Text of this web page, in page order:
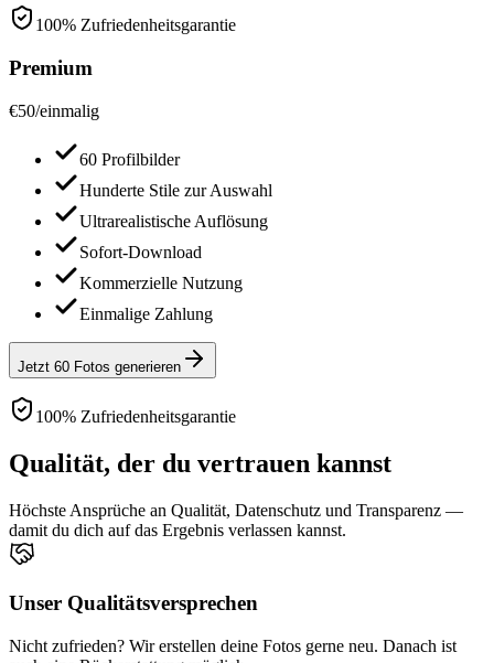
100% Zufriedenheitsgarantie
Premium
€50/einmalig
60 Profilbilder
Hunderte Stile zur Auswahl
Ultrarealistische Auflösung
Sofort-Download
Kommerzielle Nutzung
Einmalige Zahlung
Jetzt 60 Fotos generieren
100% Zufriedenheitsgarantie
Qualität, der du vertrauen kannst
Höchste Ansprüche an Qualität, Datenschutz und Transparenz —
damit du dich auf das Ergebnis verlassen kannst.
Unser Qualitätsversprechen
Nicht zufrieden? Wir erstellen deine Fotos gerne neu. Danach ist